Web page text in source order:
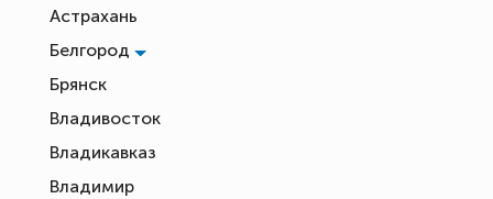
Астрахань
Белгород
Брянск
Владивосток
Владикавказ
Владимир